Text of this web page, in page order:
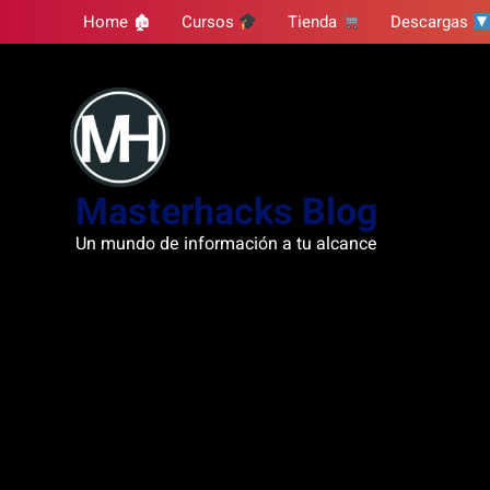
to
Home 🏚 Cursos Tienda Descargas
Masterhacks Blog
Un mundo de información a tu alcance